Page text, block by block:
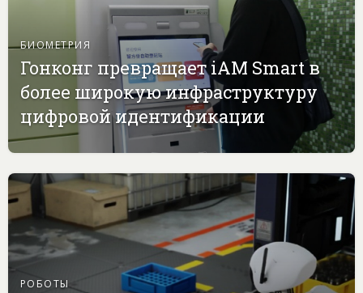
БИОМЕТРИЯ
Гонконг превращает iAM Smart в
более широкую инфраструктуру
цифровой идентификации
РОБОТЫ